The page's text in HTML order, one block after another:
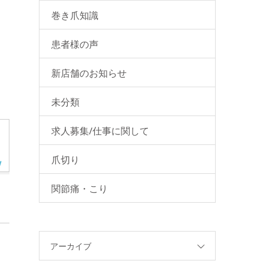
方へ〜
巻き爪知識
患者様の声
新店舗のお知らせ
未分類
求人募集/仕事に関して
爪切り
関節痛・こり
アーカイブ